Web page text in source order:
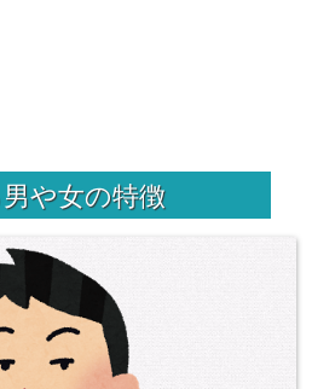
や女の特徴